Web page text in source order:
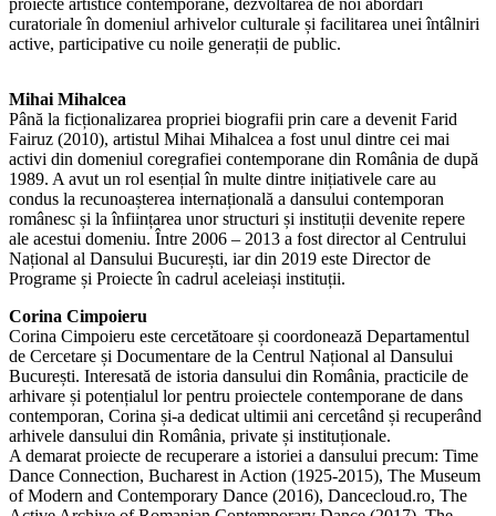
curatoriale în domeniul arhivelor culturale și facilitarea unei întâlniri
active, participative cu noile generații de public.
Mihai Mihalcea
Până la ficționalizarea propriei biografii prin care a devenit Farid
Fairuz (2010), artistul Mihai Mihalcea a fost unul dintre cei mai
activi din domeniul coregrafiei contemporane din România de după
1989. A avut un rol esențial în multe dintre inițiativele care au
condus la recunoașterea internațională a dansului contemporan
românesc și la înființarea unor structuri și instituții devenite repere
ale acestui domeniu. Între 2006 – 2013 a fost director al Centrului
Național al Dansului București, iar din 2019 este Director de
Programe și Proiecte în cadrul aceleiași instituții.
Corina Cimpoieru
Corina Cimpoieru este cercetătoare și coordonează Departamentul
de Cercetare și Documentare de la Centrul Național al Dansului
București. Interesată de istoria dansului din România, practicile de
arhivare și potențialul lor pentru proiectele contemporane de dans
contemporan, Corina și-a dedicat ultimii ani cercetând și recuperând
arhivele dansului din România, private și instituționale.
A demarat proiecte de recuperare a istoriei a dansului precum: Time
Dance Connection, Bucharest in Action (1925-2015), The Museum
of Modern and Contemporary Dance (2016), Dancecloud.ro, The